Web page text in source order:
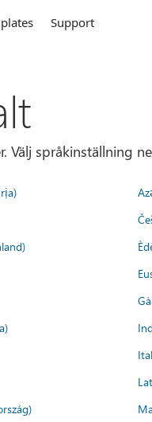
Support
språkinställning